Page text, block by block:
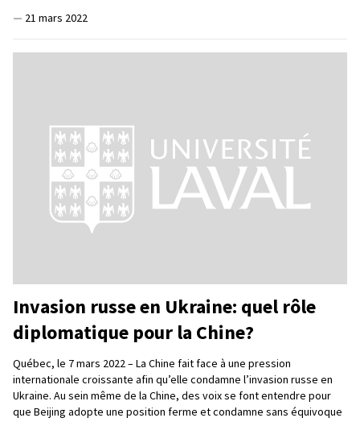
— 21 mars 2022
Invasion russe en Ukraine: quel rôle
diplomatique pour la Chine?
Québec, le 7 mars 2022 – La Chine fait face à une pression
internationale croissante afin qu’elle condamne l’invasion russe en
Ukraine. Au sein même de la Chine, des voix se font entendre pour
que Beijing adopte une position ferme et condamne sans équivoque